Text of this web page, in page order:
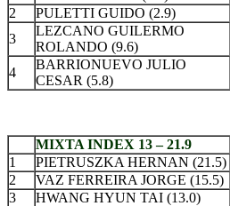
2
PULETTI GUIDO (2.9)
3
LEZCANO GUILERMO
ROLANDO (9.6)
4
BARRIONUEVO JULIO
CESAR (5.8)
MIXTA INDEX 13 – 21.9
1
PIETRUSZKA HERNAN (21.5)
2
VAZ FERREIRA JORGE (15.5)
3
HWANG HYUN TAI (13.0)